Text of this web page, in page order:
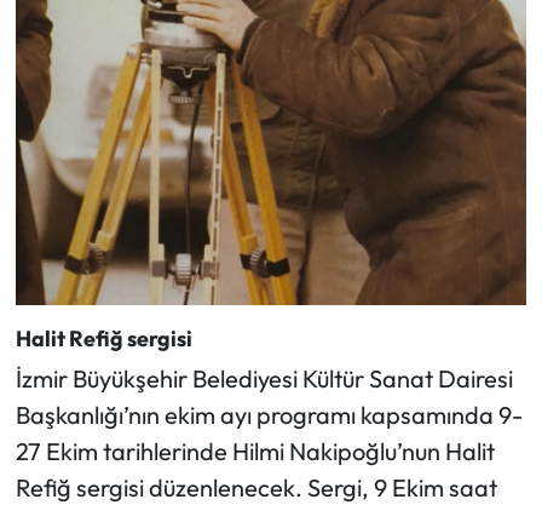
Halit Refiğ sergisi
İzmir Büyükşehir Belediyesi Kültür Sanat Dairesi
Başkanlığı’nın ekim ayı programı kapsamında 9-
27 Ekim tarihlerinde Hilmi Nakipoğlu’nun Halit
Refiğ sergisi düzenlenecek. Sergi, 9 Ekim saat